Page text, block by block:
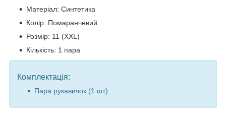
Матеріал: Синтетика
Колір: Помаранчевий
Розмір: 11 (XXL)
Кількість: 1 пара
Комплектація:
Пара рукавичок (1 шт).